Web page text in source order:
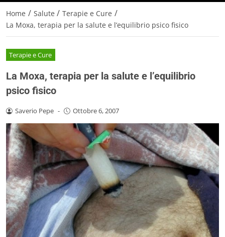
Home / Salute / Terapie e Cure /
La Moxa, terapia per la salute e l’equilibrio psico fisico
Terapie e Cure
La Moxa, terapia per la salute e l’equilibrio
psico fisico
Saverio Pepe - Ottobre 6, 2007